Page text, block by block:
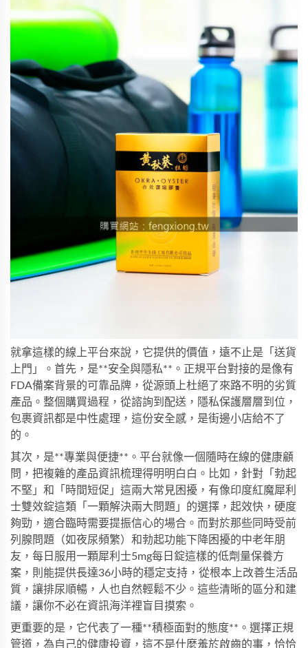
就拿這樣的線上平台來說，它提供的價值，遠不止是「送貨
上門」。首先，是**安全與隱私**。正規平台對接的是像有
FDA備案背景的可靠品牌，從源頭上杜絕了來路不明的劣質
產品。整個購買過程，從諮詢到配送，隱私保護層層到位，
包裹資訊都是中性處理，這份安全感，是街邊小店給不了
的。
其次，是**專業與便捷**。平台就像一個隨時在線的健康顧
問，把複雜的產品資訊梳理得明明白白。比如，針對「勃起
不堅」和「時間短促」這兩大常見困擾，有像印度紅魔犀利
士雙效錠這類「一顆解決兩大問題」的選擇，起效快，硬度
夠勁，適合臨時需要提振信心的場合。而對於那些同時受前
列腺問題（如夜尿頻繁）和勃起功能下降困擾的中老年朋
友，每日服用一顆犀利士5mg每日錠這樣的低劑量保養方
案，則能提供長達36小時的穩定支持，從根本上改善生活品
質，讓排尿順暢，人也自然輕鬆不少。這些清晰的區分和建
議，讓你不必在資訊海洋裡盲目摸索。
更重要的是，它代表了一種**積極面對的態度**。選擇正規
管道，為自己的健康投資，這不是什麼羞於啟齒的事，恰恰